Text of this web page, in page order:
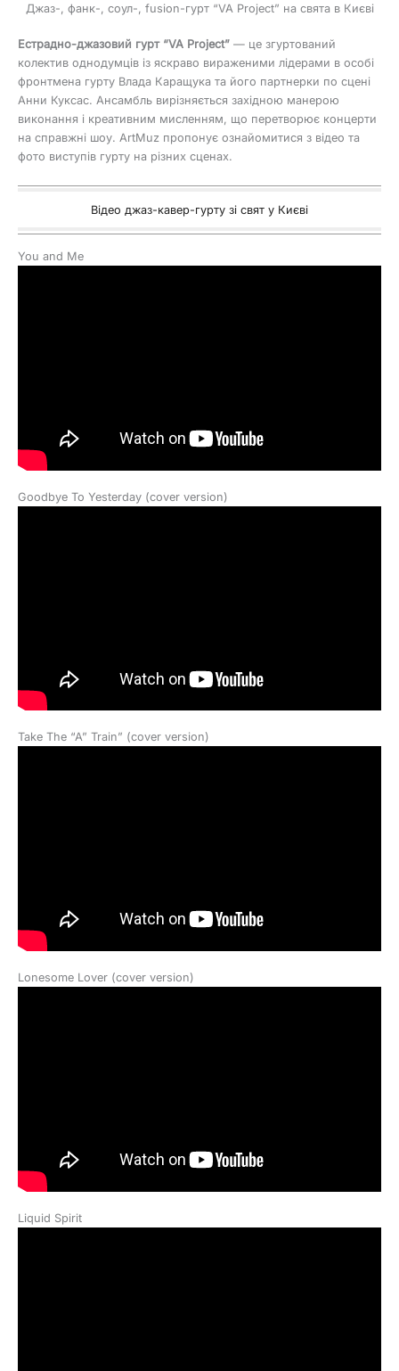
Джаз-, фанк-, соул-, fusion-гурт “VA Project” на свята в Києві
Естрадно-джазовий гурт “VA Project” — це згуртований
колектив однодумців із яскраво вираженими лідерами в особі
фронтмена гурту Влада Каращука та його партнерки по сцені
Анни Куксас. Ансамбль вирізняється західною манерою
виконання і креативним мисленням, що перетворює концерти
на справжні шоу. ArtMuz пропонує ознайомитися з відео та
фото виступів гурту на різних сценах.
Відео джаз-кавер-гурту зі свят у Києві
You and Me
Goodbye To Yesterday (cover version)
Take The “A” Train” (cover version)
Lonesome Lover (cover version)
Liquid Spirit